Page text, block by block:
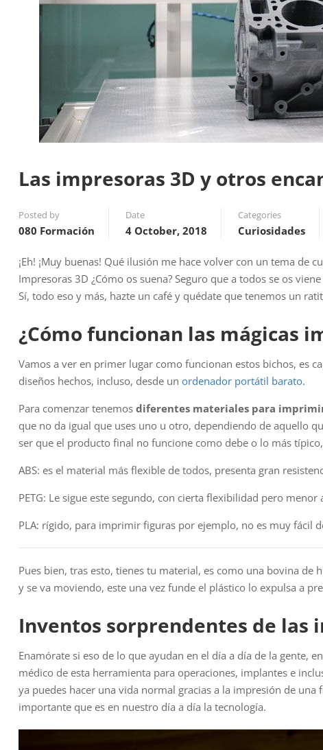
Las impresoras 3D y otros
Posted by
080 Formación
Date
4 October, 2018
Categories
Curiosidades
¡Eh! ¡Muy buenas! Qué ilusión me hace volver con un tema
Impresoras 3D ¿Cómo os suena? Seguro que a todos se os
Sí, todo eso y más, hazte un café y quédate que tenemos un
¿Cómo funcionan las mágicas
Vamos a ver en primer lugar como funcionan estos bichos, es
diseños hechos, incluso, desde un ordenador portátil barato.
Para comenzar tenemos diferentes materiales para
que no da igual que uses uno u otro, dependiendo de aquello
ser que el producto final no funcione como debe o lo más
ABS: es el material más flexible de todos, presenta gran
PETG: Le sigue este segundo, con cierta flexibilidad pero
PLA: rígido, para imprimir figuras por ejemplo, no es muy fácil
Pues bien, tras esto, tienes tu material, es como una bovina
y se va moviendo, este una vez funde el plástico lo expulsa a
Inventos sorprendentes de las
Enamórate si eso de lo que ayudan en el día a día de la gente,
médico de esta herramienta para operaciones, implantes e
ya puedes hacer una vida normal gracias a la impresión de
importante que es en nuestro día a día la tecnología.